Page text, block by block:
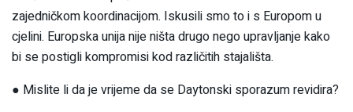
zajedničkom koordinacijom. Iskusili smo to i s Europom u
cjelini. Europska unija nije ništa drugo nego upravljanje kako
bi se postigli kompromisi kod različitih stajališta.
● Mislite li da je vrijeme da se Daytonski sporazum revidira?